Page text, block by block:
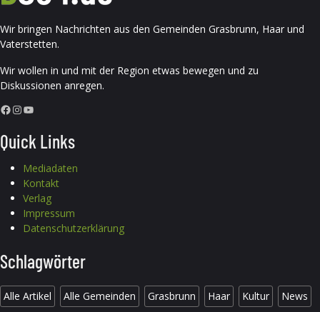
Wir bringen Nachrichten aus den Gemeinden Grasbrunn, Haar und
Vaterstetten.
Wir wollen in und mit der Region etwas bewegen und zu
Diskussionen anregen.
Facebook InstagramYouTube
Quick Links
Mediadaten
Kontakt
Verlag
Impressum
Datenschutzerklärung
Schlagwörter
Alle Artikel Alle Gemeinden Grasbrunn Haar Kultur News